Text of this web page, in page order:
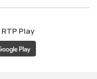
RTP Play